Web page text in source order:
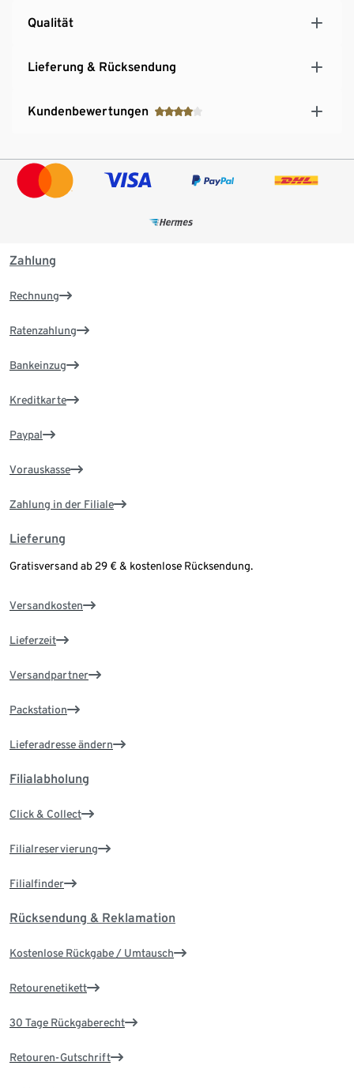
Qualität
Lieferung & Rücksendung
Kundenbewertungen
Zahlung
Rechnung
Ratenzahlung
Bankeinzug
Kreditkarte
Paypal
Vorauskasse
Zahlung in der Filiale
Lieferung
Gratisversand ab 29 € & kostenlose Rücksendung.
Versandkosten
Lieferzeit
Versandpartner
Packstation
Lieferadresse ändern
Filialabholung
Click & Collect
Filialreservierung
Filialfinder
Rücksendung & Reklamation
Kostenlose Rückgabe / Umtausch
Retourenetikett
30 Tage Rückgaberecht
Retouren-Gutschrift